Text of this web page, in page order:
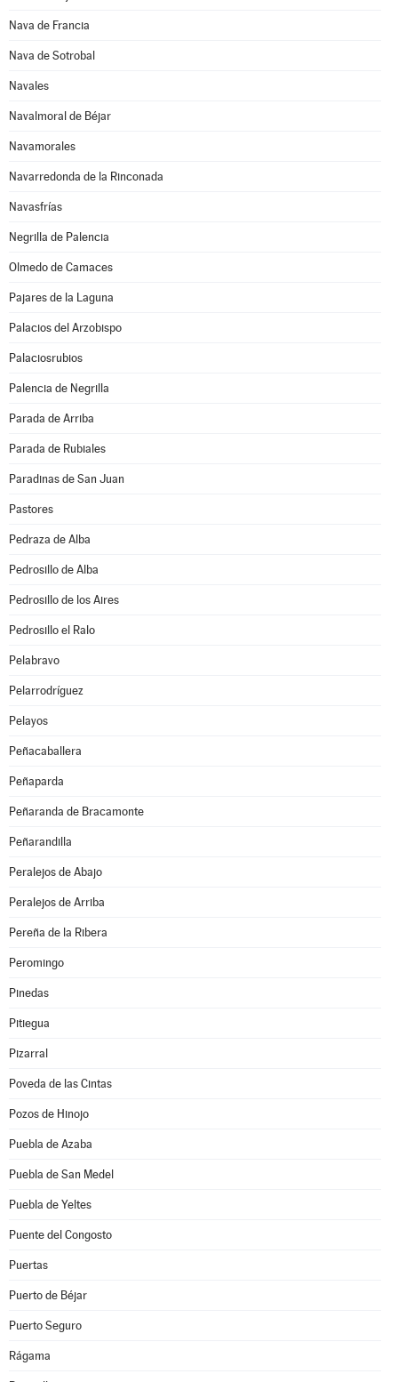
Nava de Francia
Nava de Sotrobal
Navales
Navalmoral de Béjar
Navamorales
Navarredonda de la Rinconada
Navasfrías
Negrilla de Palencia
Olmedo de Camaces
Pajares de la Laguna
Palacios del Arzobispo
Palaciosrubios
Palencia de Negrilla
Parada de Arriba
Parada de Rubiales
Paradinas de San Juan
Pastores
Pedraza de Alba
Pedrosillo de Alba
Pedrosillo de los Aires
Pedrosillo el Ralo
Pelabravo
Pelarrodríguez
Pelayos
Peñacaballera
Peñaparda
Peñaranda de Bracamonte
Peñarandilla
Peralejos de Abajo
Peralejos de Arriba
Pereña de la Ribera
Peromingo
Pinedas
Pitiegua
Pizarral
Poveda de las Cintas
Pozos de Hinojo
Puebla de Azaba
Puebla de San Medel
Puebla de Yeltes
Puente del Congosto
Puertas
Puerto de Béjar
Puerto Seguro
Rágama